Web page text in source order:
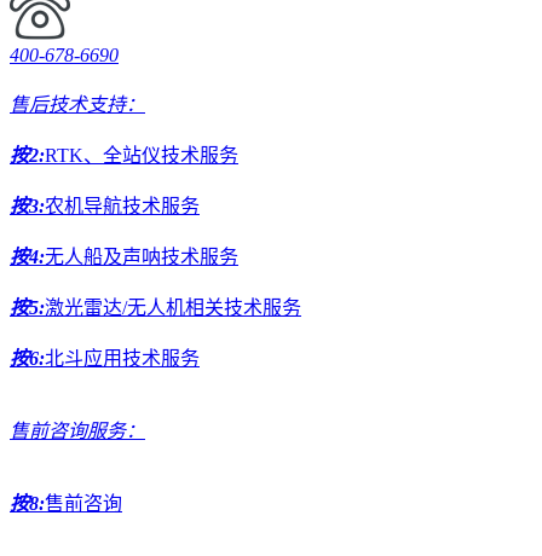
400-678-6690
售后技术支持：
按2:RTK、全站仪技术服务
按3:农机导航技术服务
按4:无人船及声呐技术服务
按5:激光雷达/无人机相关技术服务
按6:北斗应用技术服务
售前咨询服务：
按8:售前咨询